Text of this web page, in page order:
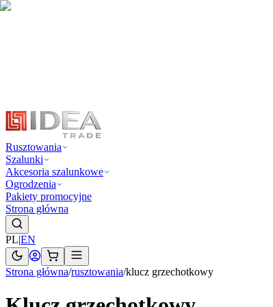
Rusztowania
Szalunki
Akcesoria szalunkowe
Ogrodzenia
Pakiety promocyjne
Strona główna
PL|EN
Strona główna/rusztowania/klucz grzechotkowy